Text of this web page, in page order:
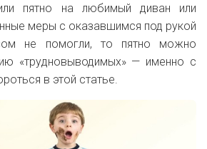
пятно на любимый диван или
меры с оказавшимся под рукой
не помогли, то пятно можно
«трудновыводимых» — именно с
в этой статье.